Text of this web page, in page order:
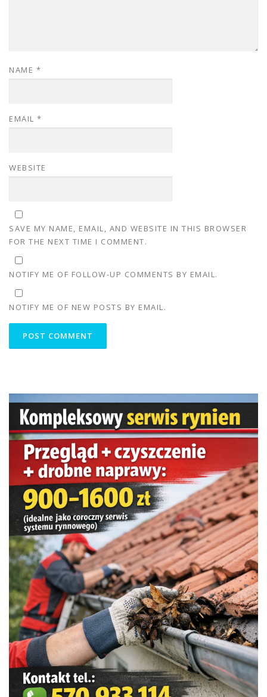
NAME *
EMAIL *
WEBSITE
SAVE MY NAME, EMAIL, AND WEBSITE IN THIS BROWSER
FOR THE NEXT TIME I COMMENT.
NOTIFY ME OF FOLLOW-UP COMMENTS BY EMAIL.
NOTIFY ME OF NEW POSTS BY EMAIL.